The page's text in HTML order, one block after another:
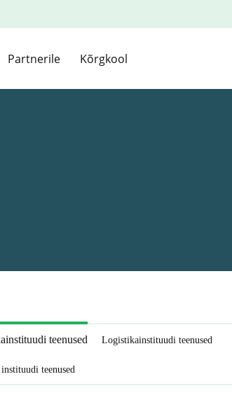
Partnerile Kõrgkool
teenused Logistikainstituudi teenused
teenused